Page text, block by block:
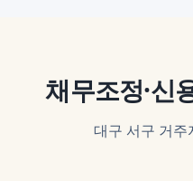
채무조정·신
대구 서구 거주